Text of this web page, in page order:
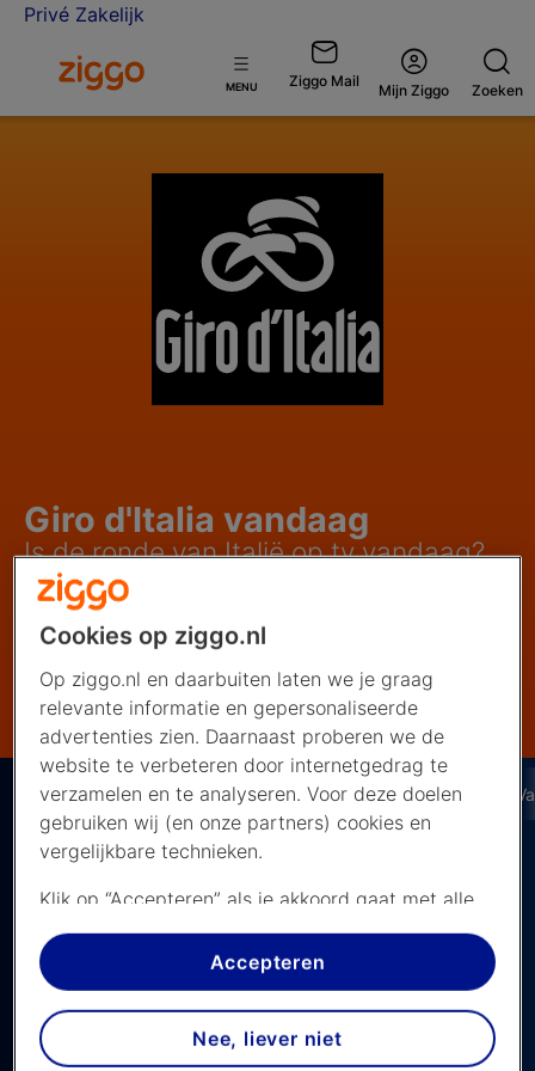
Privé Zakelijk
Ga naar de Ziggo homepage
MENU Ziggo Mail Open
Mijn Ziggo
Zoeken
Giro d'Italia vandaag
Is de ronde van Italië op tv vandaag?
Waar kun je kijken?
Entertainment Sport Wielrennen Giro-d-italia
het overzicht en ontdek welke etappe
vandaag op het programma staat en waar
je deze kunt bekijken.
Cookies op ziggo.nl
Op ziggo.nl en daarbuiten laten we je graag
relevante informatie en gepersonaliseerde
advertenties zien. Daarnaast proberen we de
website te verbeteren door internetgedrag te
verzamelen en te analyseren. Voor deze doelen
gebruiken wij (en onze partners) cookies en
vergelijkbare technieken.
Klik op “Accepteren” als je akkoord gaat met alle
cookies. Kies je voor “Nee, liever niet”, dan
plaatsen we alleen strikt noodzakelijke cookies om
de website goed te laten werken. Dat betekent
dat we geen vormen van personalisatie
toepassen.
Accepteren
Nee, liever niet